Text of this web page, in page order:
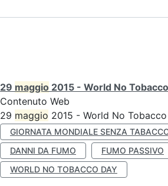
29 maggio 2015 - World No
Contenuto Web
29 maggio 2015 - World No
GIORNATA MONDIALE SENZA
DANNI DA FUMO
FUMO PASSIVO
WORLD NO TOBACCO DAY